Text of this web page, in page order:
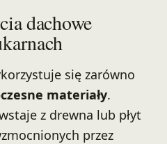
dachowe
się zarówno
materiały.
z drewna lub płyt
przez